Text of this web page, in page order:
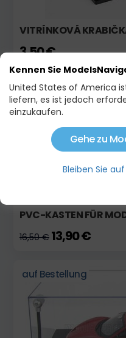
VITRÍNKOVÁ
3,50 €
Auf Lager
PVC-KASTEN FÜR
16,50 € 13,90 €
auf Bestellung
Kennen Sie
United States of America
liefern, es ist jedoch
einzukaufen.
Gehe zu
Bleiben Sie